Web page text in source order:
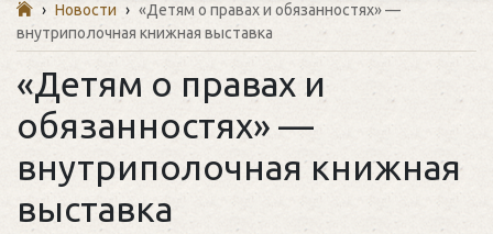
› Новости › «Детям о правах и обязанностях» —
внутриполочная книжная выставка
«Детям о правах и
обязанностях» —
внутриполочная книжная
выставка